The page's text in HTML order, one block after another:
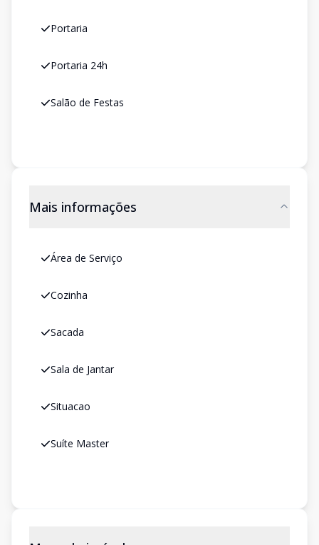
Portaria
Portaria 24h
Salão de Festas
Mais informações
Área de Serviço
Cozinha
Sacada
Sala de Jantar
Situacao
Suíte Master